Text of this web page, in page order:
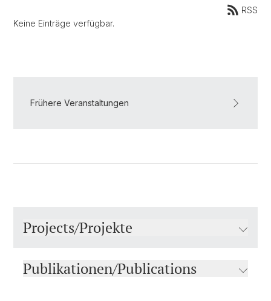
RSS
Keine Einträge verfügbar.
Frühere Veranstaltungen
Projects/Projekte
Publikationen/Publications